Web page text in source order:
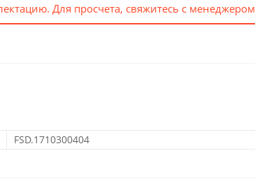
Для просчета, свяжитесь с менеджером
FSD.1710300404